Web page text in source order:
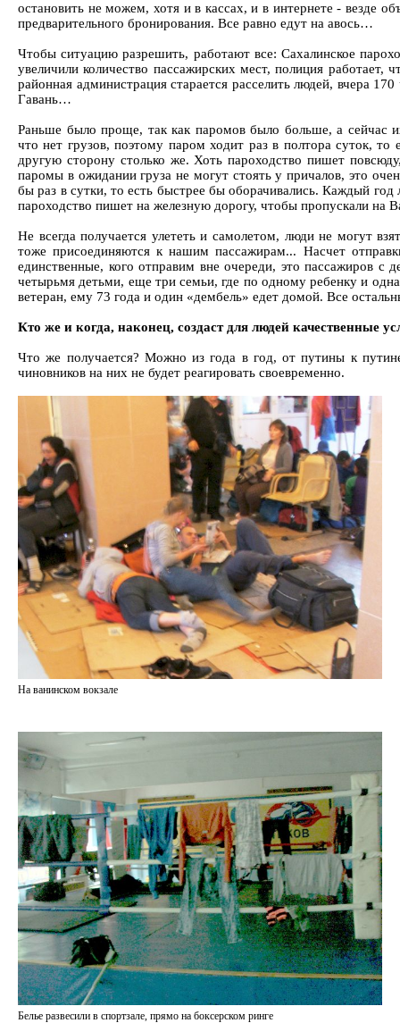
остановить не можем, хотя и в кассах, и в интернете - везде
предварительного бронирования. Все равно едут на авось…
Чтобы ситуацию разрешить, работают все: Сахалинское
увеличили количество пассажирских мест, полиция работает,
районная администрация старается расселить людей, вчера
Гавань…
Раньше было проще, так как паромов было больше, а сейчас
что нет грузов, поэтому паром ходит раз в полтора суток,
другую сторону столько же. Хоть пароходство пишет
паромы в ожидании груза не могут стоять у причалов, это
бы раз в сутки, то есть быстрее бы оборачивались. Каждый
пароходство пишет на железную дорогу, чтобы пропускали на
Не всегда получается улететь и самолетом, люди не могут
тоже присоединяются к нашим пассажирам... Насчет
единственные, кого отправим вне очереди, это пассажиров с
четырьмя детьми, еще три семьи, где по одному ребенку и
ветеран, ему 73 года и один «дембель» едет домой. Все
Кто же и когда, наконец, создаст для людей качественные
Что же получается? Можно из года в год, от путины к
чиновников на них не будет реагировать своевременно.
На ванинском вокзале
Белье развесили в спортзале, прямо на боксерском ринге